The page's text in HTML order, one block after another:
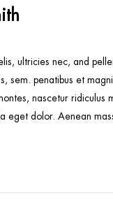
ultricies nec, and
sem. penatibus et
nascetur ridiculus
eget dolor. Aenean